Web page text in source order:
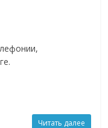
Читать далее